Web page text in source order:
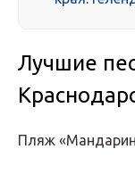
Лучшие
Пляж